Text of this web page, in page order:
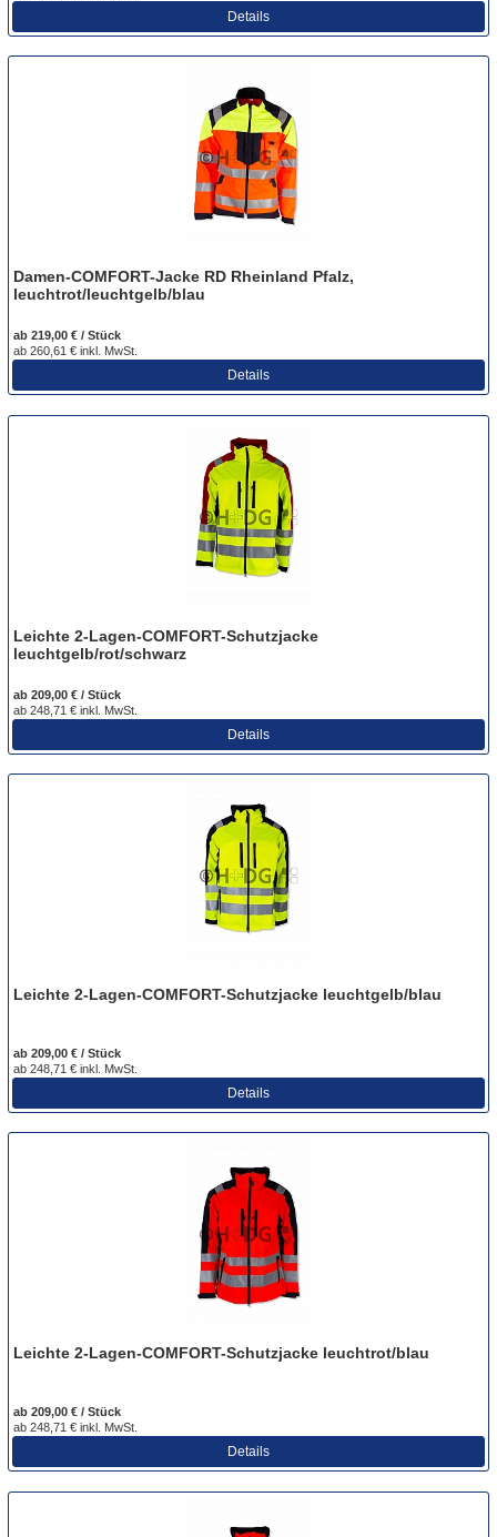
Details
Damen-COMFORT-Jacke RD Rheinland Pfalz,
leuchtrot/leuchtgelb/blau
ab 219,00 € / Stück
ab 260,61 € inkl. MwSt.
Details
Leichte 2-Lagen-COMFORT-Schutzjacke
leuchtgelb/rot/schwarz
ab 209,00 € / Stück
ab 248,71 € inkl. MwSt.
Details
Leichte 2-Lagen-COMFORT-Schutzjacke leuchtgelb/blau
ab 209,00 € / Stück
ab 248,71 € inkl. MwSt.
Details
Leichte 2-Lagen-COMFORT-Schutzjacke leuchtrot/blau
ab 209,00 € / Stück
ab 248,71 € inkl. MwSt.
Details